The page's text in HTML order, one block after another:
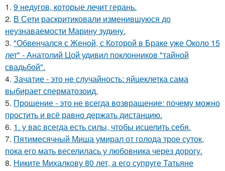
1. 9 недугов, которые лечит герань.
2. В Сети раскритиковали изменившуюся до
неузнаваемости Марину зудину.
3. "Обвенчался с Женой, с Которой в Браке уже Около 15
лет" - Анатолий Цой удивил поклонников "тайной
свадьбой".
4. Зачатие - это не случайность: яйцеклетка сама
выбирает сперматозоид.
5. Прощение - это не всегда возвращение: почему можно
простить и всё равно держать дистанцию.
6. 1. у вac всегда есть силы, чтобы исцелить себя.
7. Пятимесячный Миша умирал от голода трое суток,
пока его мать веселилась у любовника через дорогу.
8. Никите Михалкову 80 лет, а его супруге Татьяне